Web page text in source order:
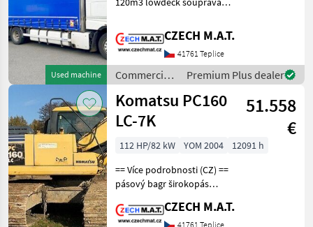
Used machine
měchách, pozink DAF XF
106.480 SUPERSPACECAB
valník 6x2 + tandem přívěs
Panav rok 2020,
CZECH M.A.T.
41761 Teplice
Commercial
vehicles /
DAF
Premium Plus dealer
Komatsu PC160
LC-7K
51.558
€
112 HP/82 kW YOM 2004
12091 h
== Více podrobnosti (CZ) ==
pásový bagr širokopás
bahňák Komatsu PC160 LC-
CZECH M.A.T.
41761 Teplice